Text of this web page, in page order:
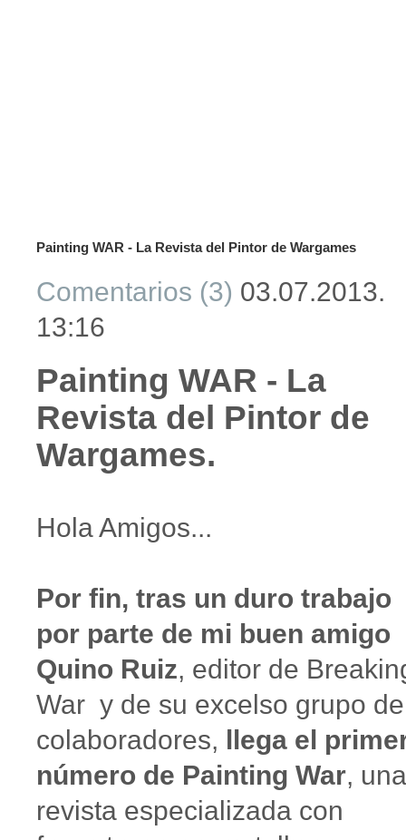
Painting WAR - La Revista del Pintor de Wargames
Comentarios (3) 03.07.2013.
13:16
Painting WAR - La
Revista del Pintor de
Wargames.
Hola Amigos...
Por fin, tras un duro trabajo
por parte de mi buen amigo
Quino Ruiz, editor de
War y de su excelso grupo de
colaboradores, llega el
número de Painting War, una
revista especializada con